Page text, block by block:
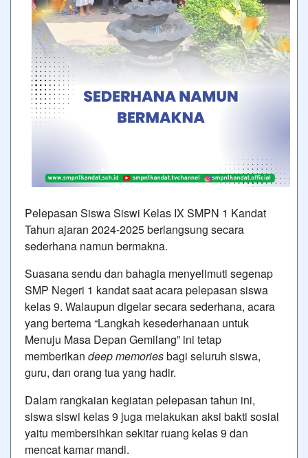
Pelepasan Siswa Siswi Kelas IX SMPN 1 Kandat
Tahun ajaran 2024-2025 berlangsung secara
sederhana namun bermakna.
Suasana sendu dan bahagia menyelimuti segenap
SMP Negeri 1 kandat saat acara pelepasan siswa
kelas 9. Walaupun digelar secara sederhana, acara
yang bertema “Langkah kesederhanaan untuk
Menuju Masa Depan Gemilang” ini tetap
memberikan deep memoriesbagi seluruh siswa,
guru, dan orang tua yang hadir.
Dalam rangkaian kegiatan pelepasan tahun ini,
siswa siswi kelas 9 juga melakukan aksi bakti sosial
yaitu membersihkan sekitar ruang kelas 9 dan
mencat kamar mandi.